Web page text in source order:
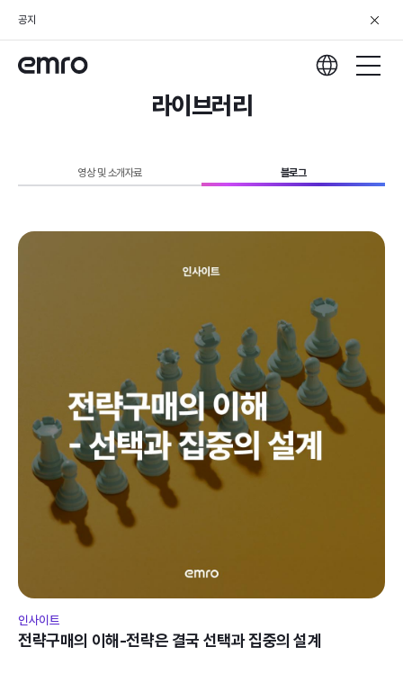
공지
라이브러리
영상 및 소개자료 블로그
인사이트
전략구매의 이해-전략은 결국 선택과 집중의 설계